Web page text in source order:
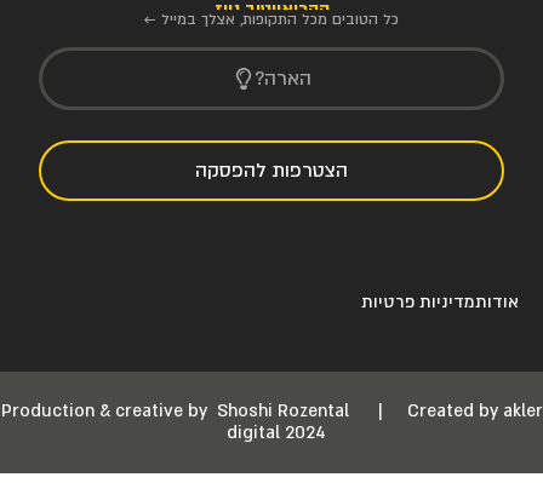
הקריאייטיב ניוז
כל הטובים מכל התקופות, אצלך במייל ←
הארה?
הצטרפות להפסקה
אודותמדיניות פרטיות
Production & creative by Shoshi Rozental | Created by akler
digital 2024